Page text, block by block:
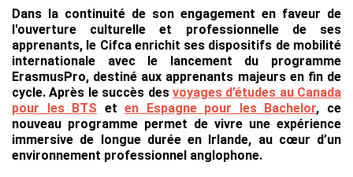
Dans la continuité de son engagement en faveur de
l'ouverture culturelle et professionnelle de ses
apprenants, le Cifca enrichit ses dispositifs de mobilité
internationale avec le lancement du programme
ErasmusPro, destiné aux apprenants majeurs en fin de
cycle. Après le succès des voyages d’études au Canada
pour les BTS eten Espagne pour les Bachelor, ce
nouveau programme permet de vivre une expérience
immersive de longue durée en Irlande, au cœur d’un
environnement professionnel anglophone.